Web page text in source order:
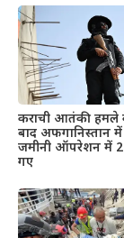
कराची आतंकी हमले
बाद अफगानिस्तान
जमीनी ऑपरेशन में
गए